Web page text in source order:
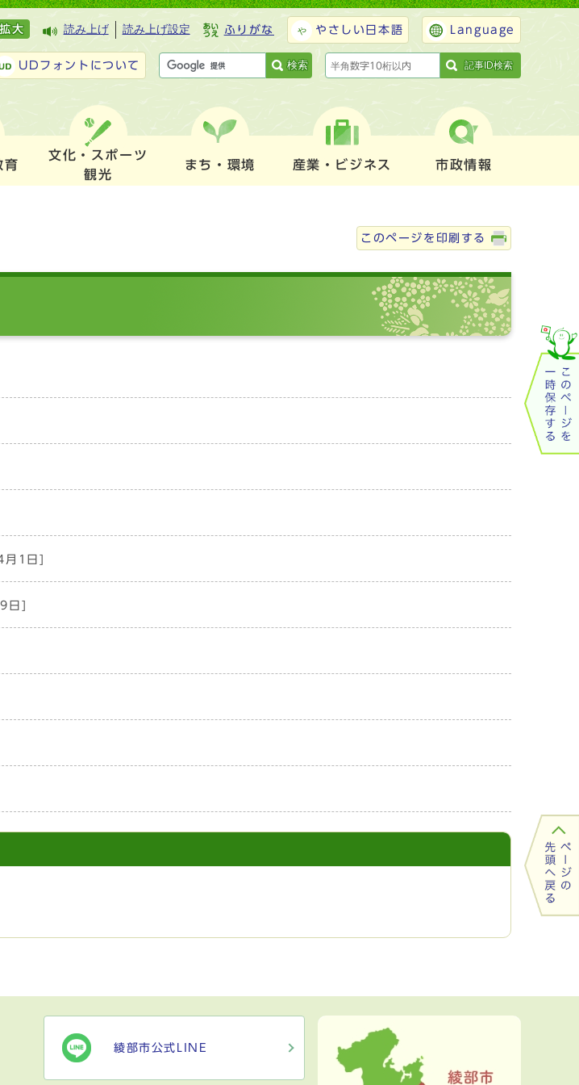
拡大 読み上げ 読み上げ設定 ふりがな やさしい日本語 Language
UDフォントについて 検索 記事ID検索
育
文化・スポーツ
観光
まち・環境 産業・ビジネス 市政情報
このページを印刷する
1日]
日]
綾部市公式LINE